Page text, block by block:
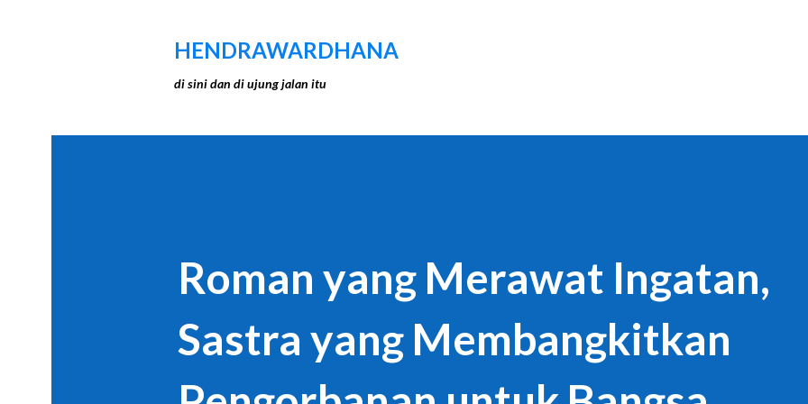
HENDRAWARDHANA
di sini dan di ujung jalan itu
Roman yang Merawat Ingatan,
Sastra yang Membangkitkan